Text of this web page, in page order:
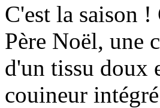
C'est la saison
Père Noël, une
d'un tissu doux
couineur